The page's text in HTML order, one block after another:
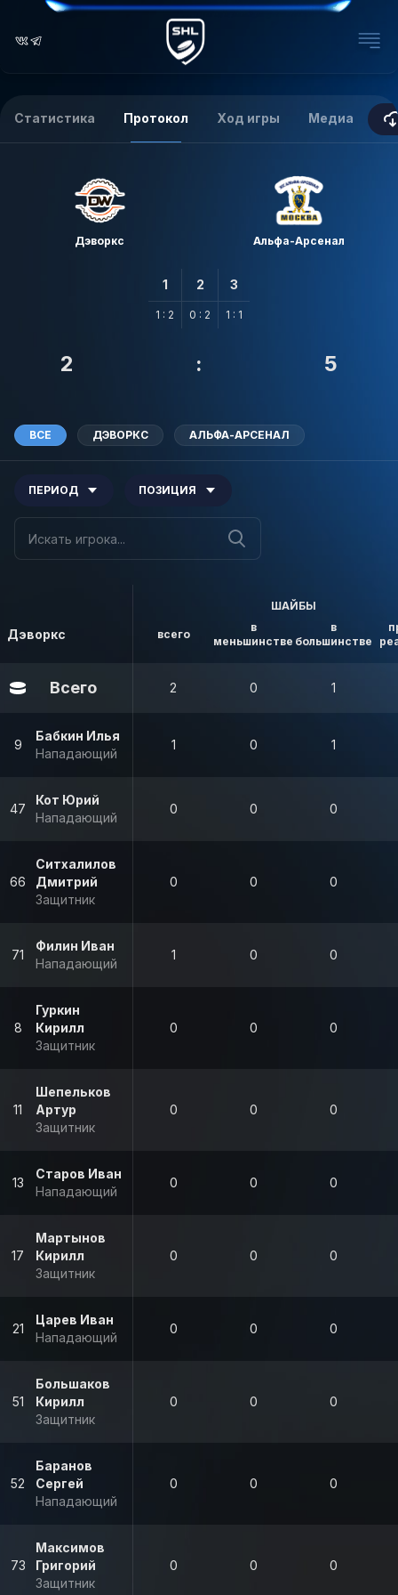
Статистика Протокол Ход игры Медиа
Дэворкс Альфа-Арсенал
1
1 : 2
2
0 : 2
3
1 : 1
2 : 5
ВСЕ ДЭВОРКС АЛЬФА-АРСЕНАЛ
ПЕРИОД ПОЗИЦИЯ
Дэворкс
ШАЙБЫ
всего
в
меньшинстве
в
большинстве
Всего 2 0 1
9
Бабкин Илья
Нападающий
1 0 1
47
Кот Юрий
Нападающий
0 0 0
66
Ситхалилов
Дмитрий
Защитник
0 0 0
71
Филин Иван
Нападающий
1 0 0
8
Гуркин
Кирилл
Защитник
0 0 0
11
Шепельков
Артур
Защитник
0 0 0
13
Старов Иван
Нападающий
0 0 0
17
Мартынов
Кирилл
Защитник
0 0 0
21
Царев Иван
Нападающий
0 0 0
51
Большаков
Кирилл
Защитник
0 0 0
52
Баранов
Сергей
Нападающий
0 0 0
73
Максимов
Григорий
Защитник
0 0 0